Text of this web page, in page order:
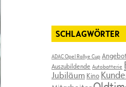
SCHLAGWÖRTER
ADAC Opel Rallye Cup
Auszubildende Autobatterie
Jubiläum Kino